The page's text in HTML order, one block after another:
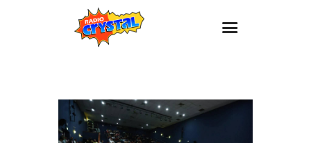
Estaciones
Eventos